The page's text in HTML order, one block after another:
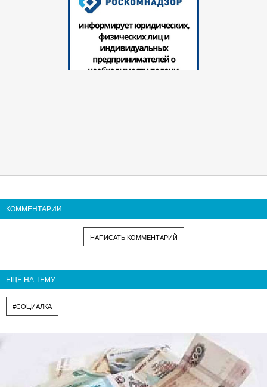
КОММЕНТАРИИ
НАПИСАТЬ КОММЕНТАРИЙ
ЕЩЁ НА ТЕМУ
#СОЦИАЛКА